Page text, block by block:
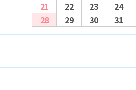
21
22 23 24
28
29 30 31